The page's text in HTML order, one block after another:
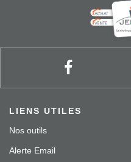
LIENS UTILES
Nos outils
Alerte Email